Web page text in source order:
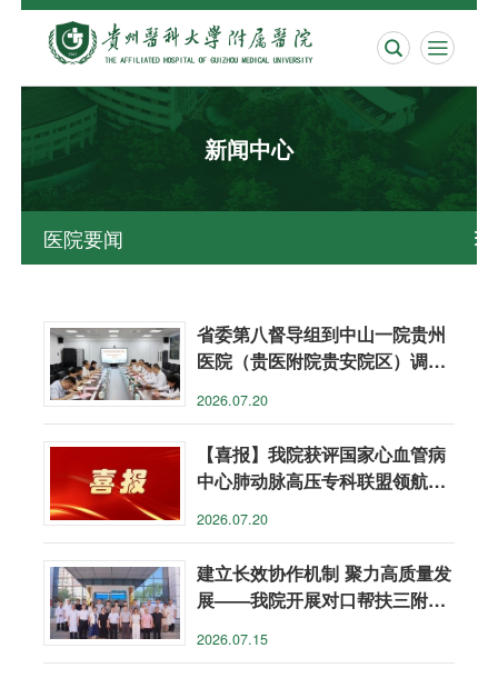
 
新闻中心
医院要闻 
省委第八督导组到中山一院贵州
医院（贵医附院贵安院区）调研
2026.07.20
【喜报】我院获评国家心血管病
中心肺动脉高压专科联盟领航中
2026.07.20
建立长效协作机制 聚力高质量发
展——我院开展对口帮扶三附院
2026.07.15